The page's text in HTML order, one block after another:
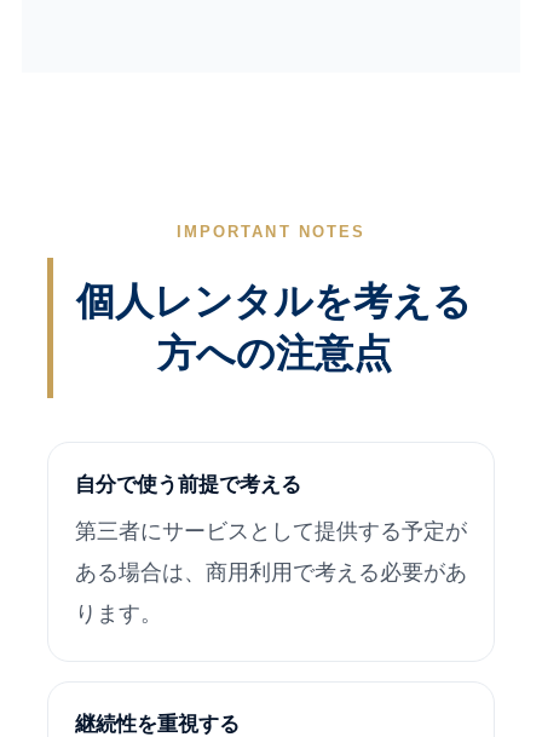
IMPORTANT NOTES
個人レンタルを考える
方への注意点
自分で使う前提で考える
第三者にサービスとして提供する予定が
ある場合は、商用利用で考える必要があ
ります。
継続性を重視する